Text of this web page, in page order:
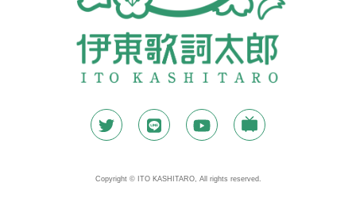
Copyright © ITO KASHITARO, All rights reserved.